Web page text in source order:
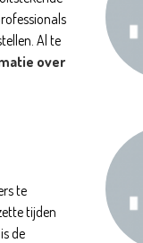
Al te
over
te
tijden
de